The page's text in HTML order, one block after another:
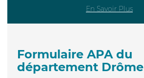
En Savoir Plus
Formulaire APA du
département Drôme